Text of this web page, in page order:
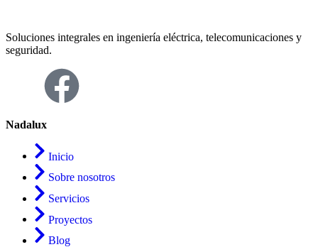
Soluciones integrales en ingeniería eléctrica, telecomunicaciones y
seguridad.
Nadalux
Inicio
Sobre nosotros
Servicios
Proyectos
Blog